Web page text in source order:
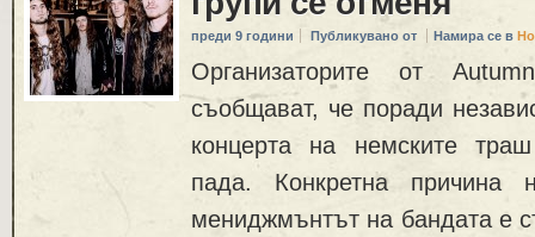
преди 9 години Публикувано от Намира се в
Организаторите от
съобщават, че поради
концерта на немските
пада. Конкретна причина
мениджмънтът на бандата е